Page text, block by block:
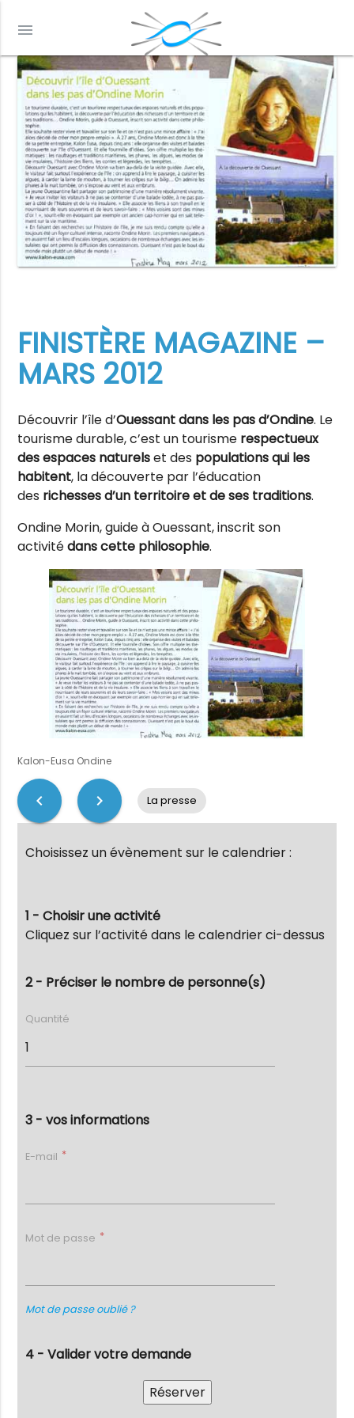
FINISTÈRE MAGAZINE –
MARS 2012
Découvrir l’île d’Ouessant dans les pas d’Ondine. Le
tourisme durable, c’est un tourisme respectueux
des espaces naturelset des populations qui les
habitent, la découverte par l’éducation
des richesses d’un territoire et de ses traditions.
Ondine Morin, guide à Ouessant, inscrit son
activitédans cette philosophie.
Kalon-Eusa Ondine
chevron_left chevron_right La presse
Choisissez un évènement sur le calendrier :
1 - Choisir une activité
Cliquez sur l’activité dans le calendrier ci-dessus
2 - Préciser le nombre de personne(s)
Quantité
3 - vos informations
E-mail
Mot de passe
Mot de passe oublié ?
4 - Valider votre demande
menu